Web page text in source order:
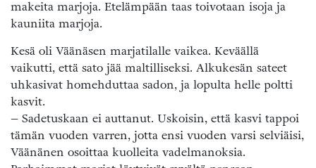
makeita marjoja. Etelämpään taas toivotaan isoja ja
kauniita marjoja.
Kesä oli Väänäsen marjatilalle vaikea. Keväällä
vaikutti, että sato jää maltilliseksi. Alkukesän sateet
uhkasivat homehduttaa sadon, ja lopulta helle poltti
kasvit.
– Sadetuskaan ei auttanut. Uskoisin, että kasvi tappoi
tämän vuoden varren, jotta ensi vuoden varsi selviäisi,
Väänänen osoittaa kuolleita vadelmanoksia.